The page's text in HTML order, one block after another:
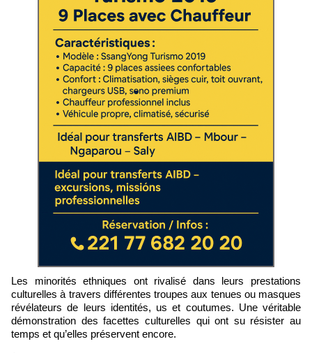
Les minorités ethniques ont rivalisé dans leurs prestations
culturelles à travers différentes troupes aux tenues ou masques
révélateurs de leurs identités, us et coutumes. Une véritable
démonstration des facettes culturelles qui ont su résister au
temps et qu’elles préservent encore.